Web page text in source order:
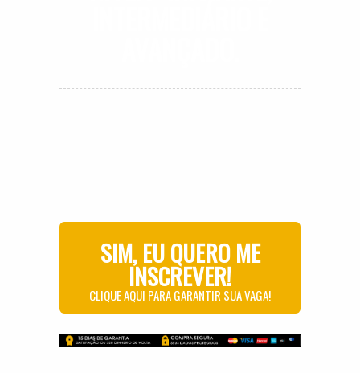
SIM, EU QUERO ME
INSCREVER!
CLIQUE AQUI PARA GARANTIR SUA VAGA!